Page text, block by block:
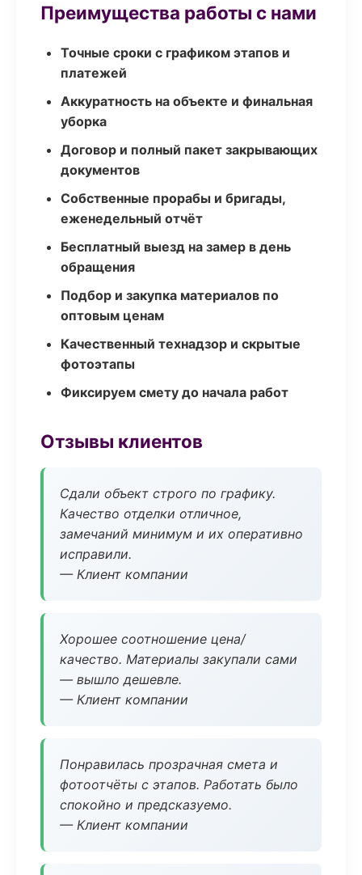
Преимущества работы с нами
Точные сроки с графиком этапов и
платежей
Аккуратность на объекте и финальная
уборка
Договор и полный пакет закрывающих
документов
Собственные прорабы и бригады,
еженедельный отчёт
Бесплатный выезд на замер в день
обращения
Подбор и закупка материалов по
оптовым ценам
Качественный технадзор и скрытые
фотоэтапы
Фиксируем смету до начала работ
Отзывы клиентов
Сдали объект строго по графику.
Качество отделки отличное,
замечаний минимум и их оперативно
исправили.
— Клиент компании
Хорошее соотношение цена/
качество. Материалы закупали сами
— вышло дешевле.
— Клиент компании
Понравилась прозрачная смета и
фотоотчёты с этапов. Работать было
спокойно и предсказуемо.
— Клиент компании